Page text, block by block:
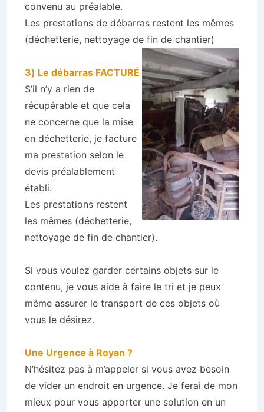
convenu au préalable.
Les prestations de débarras restent les mêmes
(déchetterie, nettoyage de fin de chantier)
3) Le débarras FACTURÉ
S’il n’y a rien de
récupérable et que cela
ne concerne que la mise
en déchetterie, je facture
ma prestation selon le
devis préalablement
établi.
Les prestations restent
les mêmes (déchetterie,
nettoyage de fin de chantier).
Si vous voulez garder certains objets sur le
contenu, je vous aide à faire le tri et je peux
même assurer le transport de ces objets où
vous le désirez.
Une Urgence à Royan ?
N’hésitez pas à m’appeler si vous avez besoin
de vider un endroit en urgence. Je ferai de mon
mieux pour vous apporter une solution en un